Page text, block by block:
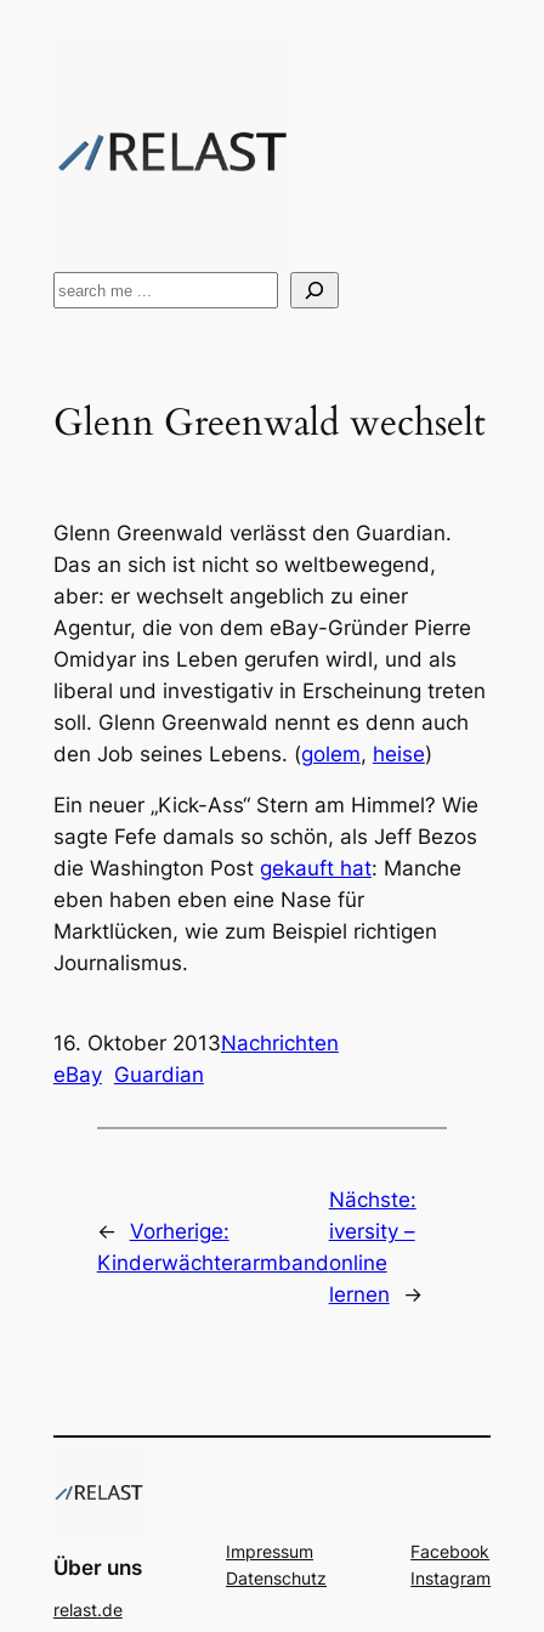
Suchen
Glenn Greenwald wechselt
Glenn Greenwald verlässt den Guardian.
Das an sich ist nicht so weltbewegend,
aber: er wechselt angeblich zu einer
Agentur, die von dem eBay-Gründer Pierre
Omidyar ins Leben gerufen wirdl, und als
liberal und investigativ in Erscheinung treten
soll. Glenn Greenwald nennt es denn auch
den Job seines Lebens. (golem, heise)
Ein neuer „Kick-Ass“ Stern am Himmel? Wie
sagte Fefe damals so schön, als Jeff Bezos
die Washington Post gekauft hat: Manche
eben haben eben eine Nase für
Marktlücken, wie zum Beispiel richtigen
Journalismus.
16. Oktober 2013Nachrichten
eBay Guardian
← Vorherige:
Kinderwächterarmband
Nächste:
iversity –
online
lernen
→
Über uns
relast.de
Impressum
Datenschutz
Facebook
Instagram